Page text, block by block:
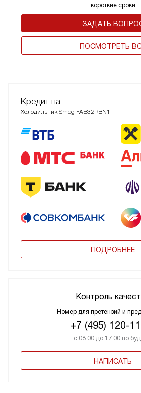
короткие сроки
ЗАДАТЬ
ПОCМОТРЕТЬ
Кредит на
Холодильник Smeg FAB32RBN1
ПОДРОБНЕЕ
Контроль
Номер для претензий и
+7 (495) 120-
с 08:00 до 17:00 по
НАПИСАТЬ